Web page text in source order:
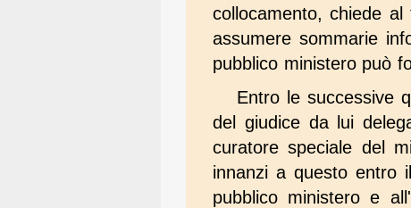
collocamento, chiede
assumere sommarie
pubblico ministero può
Entro le successive
del giudice da lui
curatore speciale del
innanzi a questo entro
pubblico ministero e